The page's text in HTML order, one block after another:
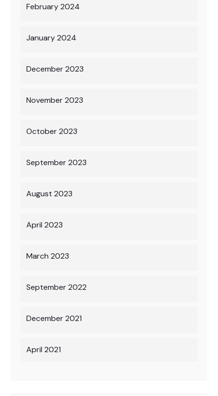
February 2024
January 2024
December 2023
November 2023
October 2023
September 2023
August 2023
April 2023
March 2023
September 2022
December 2021
April 2021